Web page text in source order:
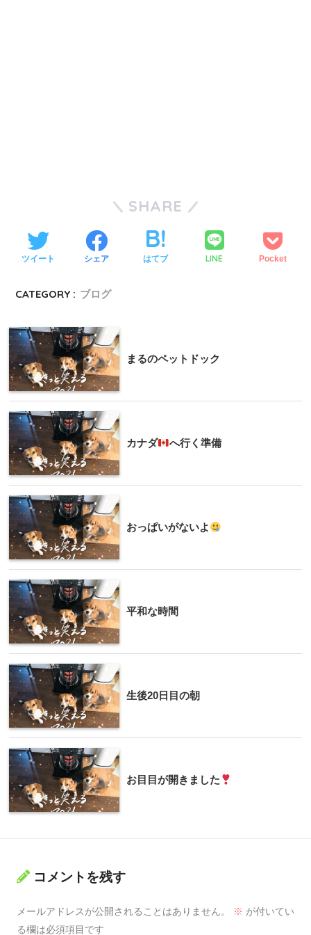
SHARE
ツイート シェア はてブ LINE Pocket
CATEGORY : ブログ
まるのペットドック
カナダ へ行く準備
おっぱいがないよ
平和な時間
生後20日目の朝
お目目が開きました
コメントを残す
メールアドレスが公開されることはありません。 ※ が付いてい
る欄は必須項目です